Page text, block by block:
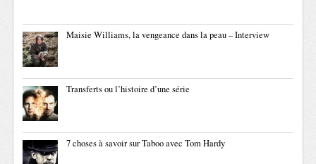
Maisie Williams, la vengeance dans la peau – Interview
Transferts ou l’histoire d’une série
7 choses à savoir sur Taboo avec Tom Hardy